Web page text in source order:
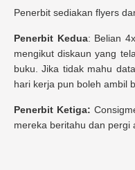
Penerbit sediakan flyers
Penerbit Kedua: Belian
mengikut diskaun yang
buku. Jika tidak mahu
hari kerja pun boleh ambil
Penerbit Ketiga:
mereka beritahu dan pergi